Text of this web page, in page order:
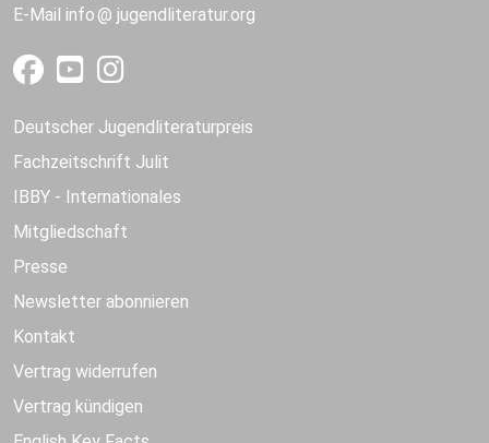
E-Mail info jugendliteratur.org
Deutscher Jugendliteraturpreis
Fachzeitschrift Julit
IBBY - Internationales
Mitgliedschaft
Presse
Newsletter abonnieren
Kontakt
Vertrag widerrufen
Vertrag kündigen